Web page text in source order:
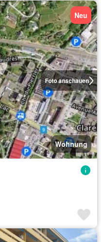
Foto anschauen
Neu
Wohnung